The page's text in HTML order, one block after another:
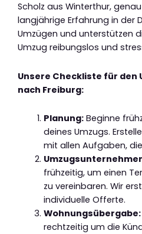
Scholz aus Winterthur,
langjährige Erfahrung in der
Umzügen und unterstützen
Umzug reibungslos und
Unsere Checkliste für den
nach Freiburg:
Planung:Beginne
deines Umzugs.
mit allen Aufgaben,
frühzeitig, um einen
zu vereinbaren. Wir
individuelle Offerte.
Wohnungsübergabe:
rechtzeitig um die